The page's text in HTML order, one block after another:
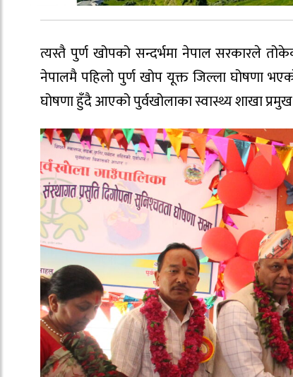
त्यस्तै पुर्ण खोपको सन्दर्भमा नेपाल सरकारले
नेपालमै पहिलो पुर्ण खोप यूक्त जिल्ला घोषणा
घोषणा हुँदै आएको पुर्वखोलाका स्वास्थ्य शाखा